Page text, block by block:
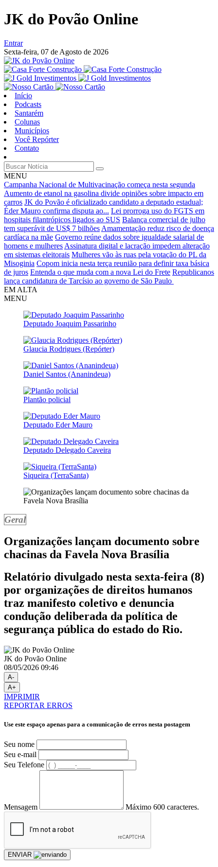
JK do Povão Online
Entrar
Sexta-feira, 07 de Agosto de 2026
Início
Podcasts
Santarém
Colunas
Municípios
Você Repórter
Contato
MENU
Campanha Nacional de Multivacinação começa nesta segunda
Aumento de etanol na gasolina divide opiniões sobre impacto em
carros JK do Povão é oficializado candidato a deputado estadual;
Éder Mauro confirma disputa ao... Lei prorroga uso do FGTS em
hospitais filantrópicos ligados ao SUS Balança comercial de julho
tem superávit de US$ 7 bilhões Amamentação reduz risco de doença
cardíaca na mãe Governo reúne dados sobre igualdade salarial de
homens e mulheres Assinatura digital e lacração impedem alteração
em sistemas eleitorais Mulheres vão às ruas pela votação do PL da
Misoginia Copom inicia nesta terça reunião para definir taxa básica
de juros Entenda o que muda com a nova Lei do Frete Republicanos
lança candidatura de Tarcísio ao governo de São Paulo
EM ALTA
MENU
Deputado Joaquim Passarinho
Glaucia Rodrigues (Repórter)
Daniel Santos (Ananindeua)
Plantão policial
Deputado Eder Mauro
Deputado Delegado Caveira
Siqueira (TerraSanta)
Geral
Organizações lançam documento sobre
chacinas da Favela Nova Brasília
Relatório divulgado nesta sexta-feira (8)
por organizações de direitos humanos
traz manifesto coletivo e denuncia
condução deliberada da política de
segurança pública do estado do Rio.
JK do Povão Online
08/05/2026 09:46
A-
A+
IMPRIMIR
REPORTAR ERROS
Use este espaço apenas para a comunicação de erros nesta postagem
Seu nome
Seu e-mail
Seu Telefone
Mensagem Máximo 600 caracteres.
ENVIAR